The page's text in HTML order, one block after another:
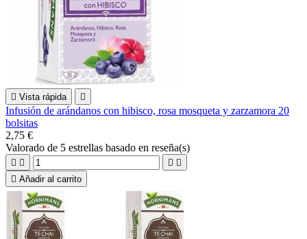
 Vista rápida 
Infusión de arándanos con hibisco, rosa mosqueta y zarzamora 20
bolsitas
2,75 €
Valorado de 5 estrellas basado en reseña(s)
   
 Añadir al carrito